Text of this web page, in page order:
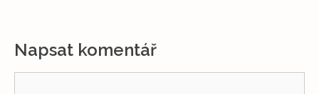
Napsat komentář